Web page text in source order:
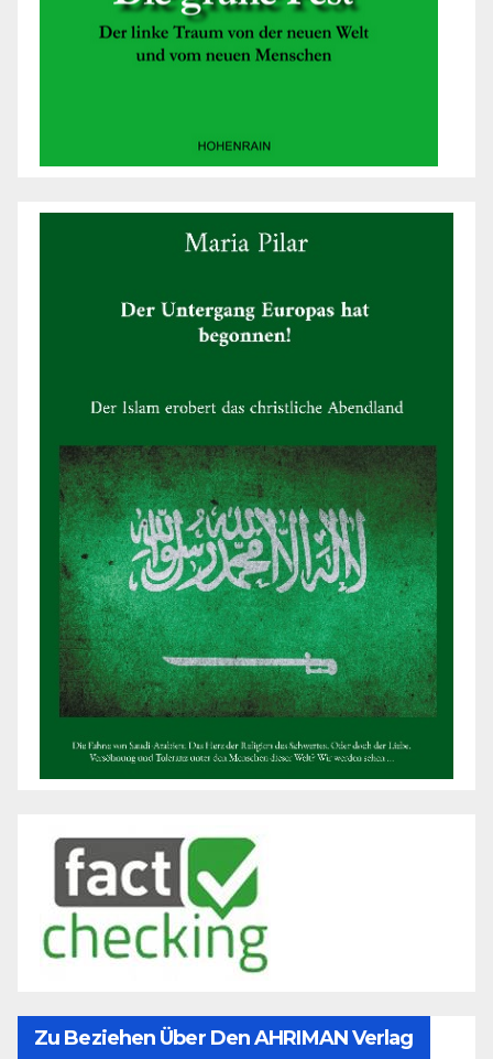
Zu Beziehen Über Den AHRIMAN Verlag